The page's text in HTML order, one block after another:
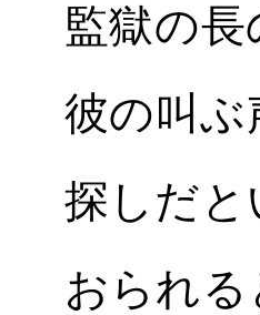
監獄の
彼の叫
探しだ
おられ